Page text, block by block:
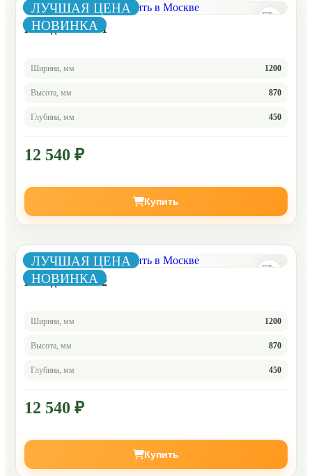
ЛУЧШАЯ ЦЕНА
НОВИНКА
Комод Челси 3-1
Ширина, мм 1200
Высота, мм 870
Глубина, мм 450
12 540 ₽
Купить
ЛУЧШАЯ ЦЕНА
НОВИНКА
Комод Челси 3-2
Ширина, мм 1200
Высота, мм 870
Глубина, мм 450
12 540 ₽
Купить